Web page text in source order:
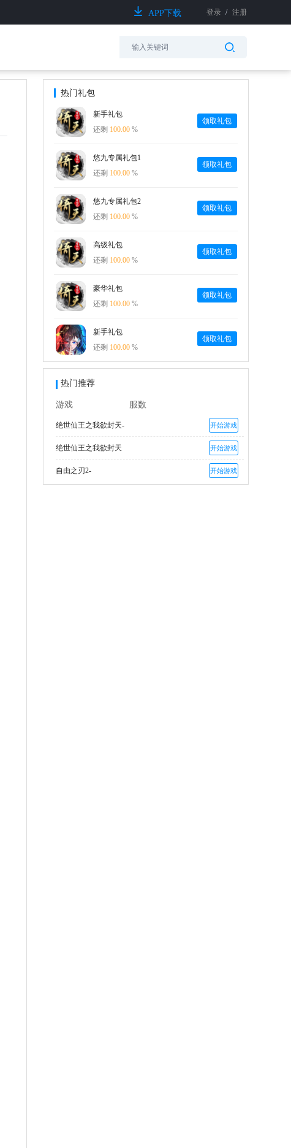
APP下载 登录 / 注册
热门礼包
新手礼包
还剩 100.00 %
领取礼包
悠九专属礼包1
还剩 100.00 %
领取礼包
悠九专属礼包2
还剩 100.00 %
领取礼包
高级礼包
还剩 100.00 %
领取礼包
豪华礼包
还剩 100.00 %
领取礼包
新手礼包
还剩 100.00 %
领取礼包
热门推荐
游戏 服数
绝世仙王之我欲封天- 开始游戏
绝世仙王之我欲封天 开始游戏
自由之刃2- 开始游戏